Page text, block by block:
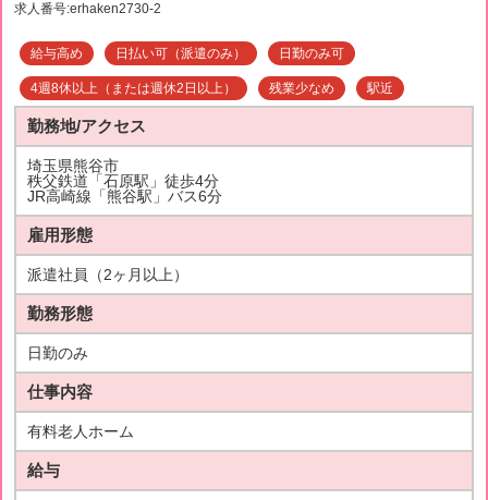
求人番号:erhaken2730-2
給与高め 日払い可（派遣のみ） 日勤のみ可
4週8休以上（または週休2日以上） 残業少なめ 駅近
勤務地/アクセス
埼玉県熊谷市
秩父鉄道「石原駅」徒歩4分
JR高崎線「熊谷駅」バス6分
雇用形態
派遣社員（2ヶ月以上）
勤務形態
日勤のみ
仕事内容
有料老人ホーム
給与